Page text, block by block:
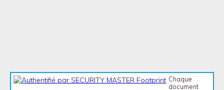
Chaque
document